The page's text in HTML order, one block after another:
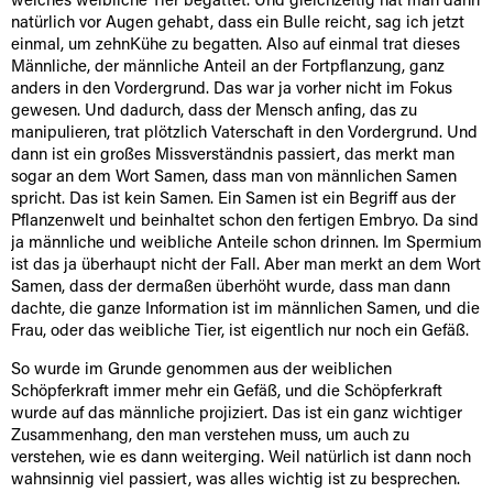
natürlich vor Augen gehabt, dass ein Bulle reicht, sag ich jetzt
einmal, um zehnKühe zu begatten. Also auf einmal trat dieses
Männliche, der männliche Anteil an der Fortpflanzung, ganz
anders in den Vordergrund. Das war ja vorher nicht im Fokus
gewesen. Und dadurch, dass der Mensch anfing, das zu
manipulieren, trat plötzlich Vaterschaft in den Vordergrund. Und
dann ist ein großes Missverständnis passiert, das merkt man
sogar an dem Wort Samen, dass man von männlichen Samen
spricht. Das ist kein Samen. Ein Samen ist ein Begriff aus der
Pflanzenwelt und beinhaltet schon den fertigen Embryo. Da sind
ja männliche und weibliche Anteile schon drinnen. Im Spermium
ist das ja überhaupt nicht der Fall. Aber man merkt an dem Wort
Samen, dass der dermaßen überhöht wurde, dass man dann
dachte, die ganze Information ist im männlichen Samen, und die
Frau, oder das weibliche Tier, ist eigentlich nur noch ein Gefäß.
So wurde im Grunde genommen aus der weiblichen
Schöpferkraft immer mehr ein Gefäß, und die Schöpferkraft
wurde auf das männliche projiziert. Das ist ein ganz wichtiger
Zusammenhang, den man verstehen muss, um auch zu
verstehen, wie es dann weiterging. Weil natürlich ist dann noch
wahnsinnig viel passiert, was alles wichtig ist zu besprechen.